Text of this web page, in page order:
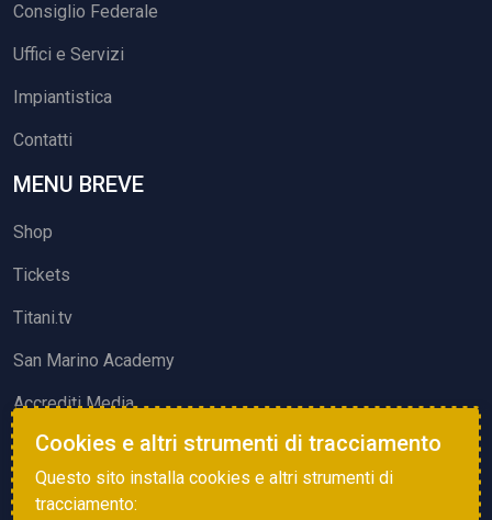
Consiglio Federale
Uffici e Servizi
Impiantistica
Contatti
MENU BREVE
Shop
Tickets
Titani.tv
San Marino Academy
Accrediti Media
ATTIVITÀ ED EVENTI
Squadre di Calcio
Cookies e altri strumenti di tracciamento
Questo sito installa cookies e altri strumenti di
tracciamento: